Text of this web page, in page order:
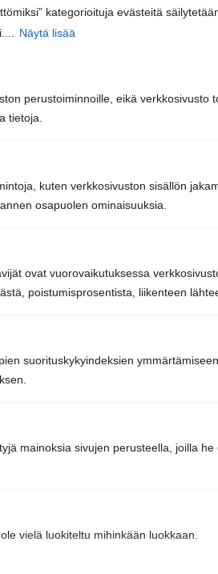
kategorioituja evästeitä
Näytä lisää
perustoiminnoille, eikä verkkosivusto
tietoja.
kuten verkkosivuston sisällön
osapuolen ominaisuuksia.
ovat vuorovaikutuksessa
poistumisprosentista, liikenteen
suorituskykyindeksien
mainoksia sivujen perusteella, joilla
vielä luokiteltu mihinkään luokkaan.
VANTAA